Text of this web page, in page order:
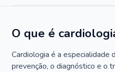
O que é
Cardiologia é a especialidade
prevenção, o diagnóstico e o